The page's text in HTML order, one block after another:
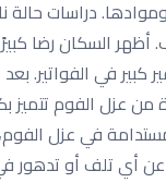
في عزل
تلف أو تدهور في